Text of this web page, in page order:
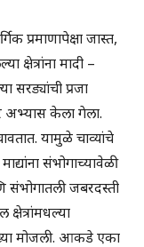
प्रमाणापेक्षा जास्त,
क्षेत्रांना मादी –
सरड्यांची प्रजा
केला गेला.
यामुळे चाव्यांचे
संभोगाच्यावेळी
संभोगातली जबरदस्ती
मोजली. आकडे एका